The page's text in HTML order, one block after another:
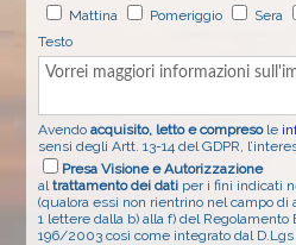
Mattina Pomeriggio Sera
Testo
Avendoacquisito, letto e compresole
sensi degli Artt. 13-14 del GDPR,
Presa Visione e Autorizzazione
altrattamento dei dati per i fini indicati
(qualora essi non rientrino nel campo di
1 lettere dalla b) alla f) del
196/2003 così come integrato dal D.Lgs